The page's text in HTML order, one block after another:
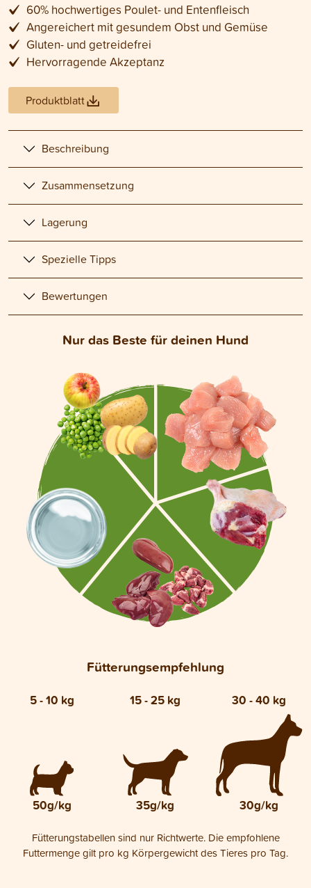
60% hochwertiges Poulet- und Entenfleisch
Angereichert mit gesundem Obst und Gemüse
Gluten- und getreidefrei
Hervorragende Akzeptanz
Produktblatt
Beschreibung
Zusammensetzung
Lagerung
Spezielle Tipps
Bewertungen
Nur das Beste für deinen Hund
Fütterungsempfehlung
5 - 10 kg 15 - 25 kg 30 - 40 kg
50g/kg 35g/kg 30g/kg
Fütterungstabellen sind nur Richtwerte. Die empfohlene
Futtermenge gilt pro kg Körpergewicht des Tieres pro Tag.